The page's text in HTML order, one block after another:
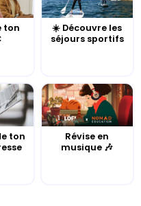
ton
☀️ Découvre les
séjours sportifs
ton
Révise en
musique 🎶